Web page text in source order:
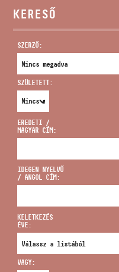
CÍM
infokozpont@bmc.hu
TELEFON
NYITVA TARTÁS
KERESŐ
SZERZŐ:
SZÜLETETT:
EREDETI /
MAGYAR CÍM:
IDEGEN NYELVŰ
/ ANGOL CÍM:
KELETKEZÉS
ÉVE:
VAGY: